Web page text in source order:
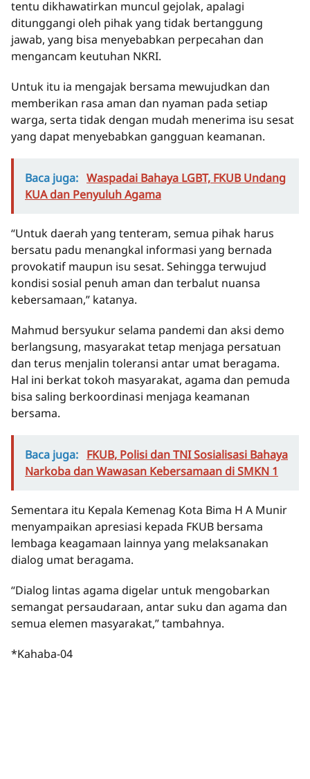
tentu dikhawatirkan muncul gejolak, apalagi
ditunggangi oleh pihak yang tidak bertanggung
jawab, yang bisa menyebabkan perpecahan dan
mengancam keutuhan NKRI.
Untuk itu ia mengajak bersama mewujudkan dan
memberikan rasa aman dan nyaman pada setiap
warga, serta tidak dengan mudah menerima isu sesat
yang dapat menyebabkan gangguan keamanan.
Baca juga: Waspadai Bahaya LGBT, FKUB Undang
KUA dan Penyuluh Agama
“Untuk daerah yang tenteram, semua pihak harus
bersatu padu menangkal informasi yang bernada
provokatif maupun isu sesat. Sehingga terwujud
kondisi sosial penuh aman dan terbalut nuansa
kebersamaan,” katanya.
Mahmud bersyukur selama pandemi dan aksi demo
berlangsung, masyarakat tetap menjaga persatuan
dan terus menjalin toleransi antar umat beragama.
Hal ini berkat tokoh masyarakat, agama dan pemuda
bisa saling berkoordinasi menjaga keamanan
bersama.
Baca juga: FKUB, Polisi dan TNI Sosialisasi Bahaya
Narkoba dan Wawasan Kebersamaan di SMKN 1
Sementara itu Kepala Kemenag Kota Bima H A Munir
menyampaikan apresiasi kepada FKUB bersama
lembaga keagamaan lainnya yang melaksanakan
dialog umat beragama.
“Dialog lintas agama digelar untuk mengobarkan
semangat persaudaraan, antar suku dan agama dan
semua elemen masyarakat,” tambahnya.
*Kahaba-04